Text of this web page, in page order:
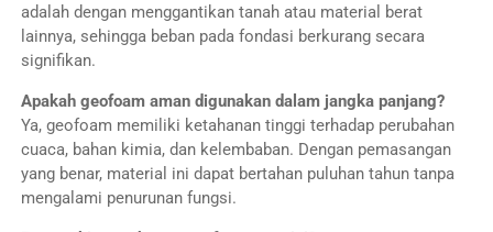
adalah dengan menggantikan tanah atau material berat
lainnya, sehingga beban pada fondasi berkurang secara
signifikan.
Apakah geofoam aman digunakan dalam jangka panjang?
Ya, geofoam memiliki ketahanan tinggi terhadap perubahan
cuaca, bahan kimia, dan kelembaban. Dengan pemasangan
yang benar, material ini dapat bertahan puluhan tahun tanpa
mengalami penurunan fungsi.